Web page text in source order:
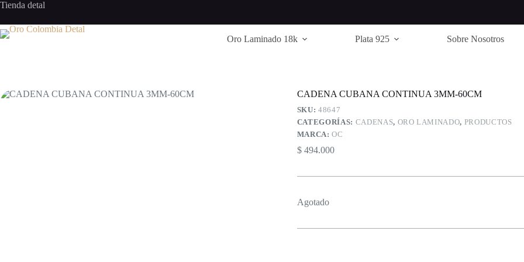
Saltar
contenido
Tienda detal
Oro Laminado 18k Plata 925 Sobre Nosotros
CADENA CUBANA CONTINUA 3MM-60CM
SKU:48647
CATEGORÍAS: CADENAS, ORO LAMINADO, PRODUCTOS
MARCA:OC
$494.000
Agotado